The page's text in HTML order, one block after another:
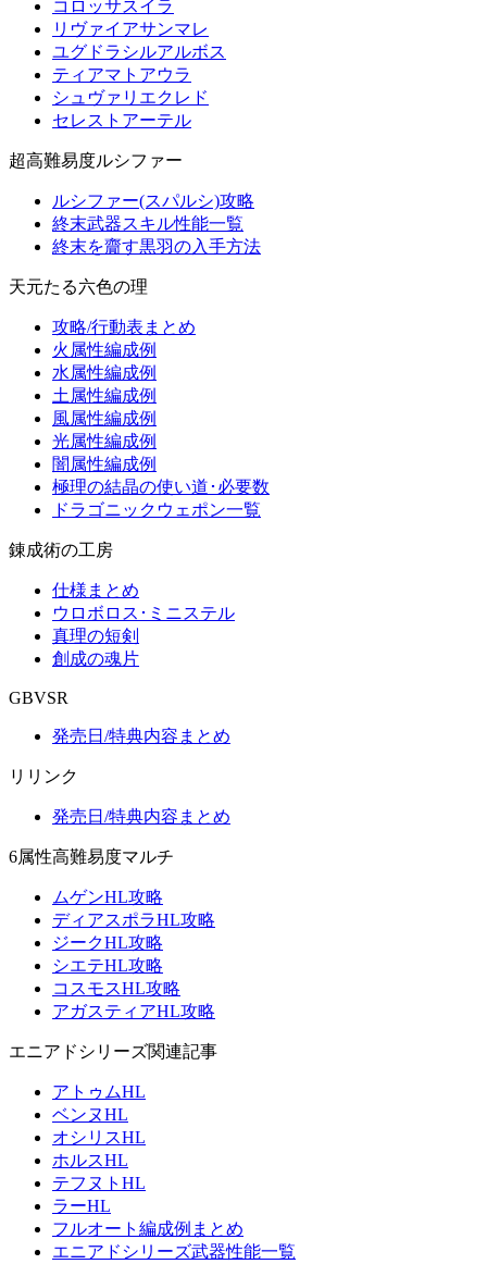
コロッサスイラ
リヴァイアサンマレ
ユグドラシルアルボス
ティアマトアウラ
シュヴァリエクレド
セレストアーテル
超高難易度ルシファー
ルシファー(スパルシ)攻略
終末武器スキル性能一覧
終末を齎す黒羽の入手方法
天元たる六色の理
攻略/行動表まとめ
火属性編成例
水属性編成例
土属性編成例
風属性編成例
光属性編成例
闇属性編成例
極理の結晶の使い道･必要数
ドラゴニックウェポン一覧
錬成術の工房
仕様まとめ
ウロボロス･ミニステル
真理の短剣
創成の魂片
GBVSR
発売日/特典内容まとめ
リリンク
発売日/特典内容まとめ
6属性高難易度マルチ
ムゲンHL攻略
ディアスポラHL攻略
ジークHL攻略
シエテHL攻略
コスモスHL攻略
アガスティアHL攻略
エニアドシリーズ関連記事
アトゥムHL
ベンヌHL
オシリスHL
ホルスHL
テフヌトHL
ラーHL
フルオート編成例まとめ
エニアドシリーズ武器性能一覧